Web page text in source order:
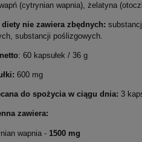
(cytrynian wapnia), żelatyna
nie zawiera zbędnych:
substancji poślizgowych.
netto: 60 kapsułek / 36 g
600 mg
do spożycia w ciągu dnia: 3
zawiera:
wapnia - 1500 mg